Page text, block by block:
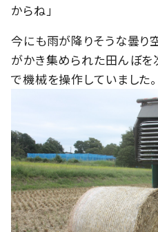
からね」
今にも雨が降りそうな曇り
がかき集められた田んぼを
で機械を操作していました。